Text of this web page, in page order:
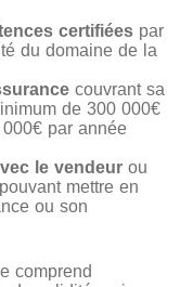
certifiéespar
du domaine de la
couvrant sa
de 300 000€
par année
le vendeurou
mettre en
ou son
comprend